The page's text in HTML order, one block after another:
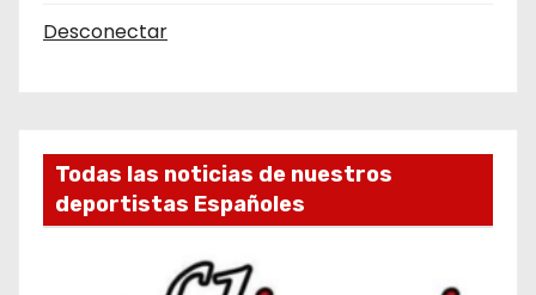
Desconectar
Todas las noticias de nuestros
deportistas Españoles